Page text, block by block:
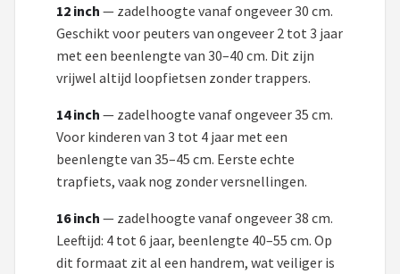
12 inch — zadelhoogte vanaf ongeveer 30 cm.
Geschikt voor peuters van ongeveer 2 tot 3 jaar
met een beenlengte van 30–40 cm. Dit zijn
vrijwel altijd loopfietsen zonder trappers.
14 inch — zadelhoogte vanaf ongeveer 35 cm.
Voor kinderen van 3 tot 4 jaar met een
beenlengte van 35–45 cm. Eerste echte
trapfiets, vaak nog zonder versnellingen.
16 inch — zadelhoogte vanaf ongeveer 38 cm.
Leeftijd: 4 tot 6 jaar, beenlengte 40–55 cm. Op
dit formaat zit al een handrem, wat veiliger is